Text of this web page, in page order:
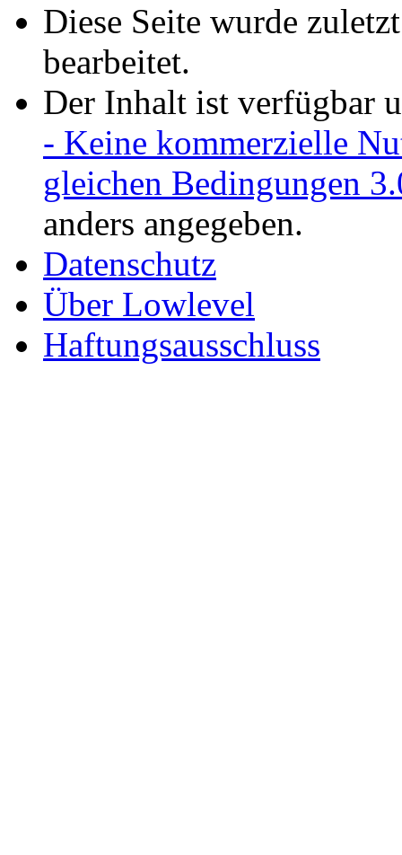
Diese Seite wurde
bearbeitet.
Der Inhalt ist verfügbar
- Keine kommerzielle
gleichen Bedingungen
anders angegeben.
Datenschutz
Über Lowlevel
Haftungsausschluss